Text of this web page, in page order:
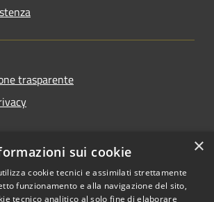
trasparente
accessibilità
×
sui cookie
cookie tecnici e assimilati strettamente
funzionamento e alla navigazione del sito,
tecnico analitico al solo fine di elaborare